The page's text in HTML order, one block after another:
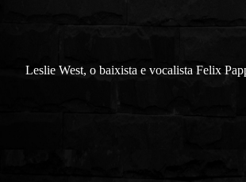
Leslie West, o baixista e vocalista Felix